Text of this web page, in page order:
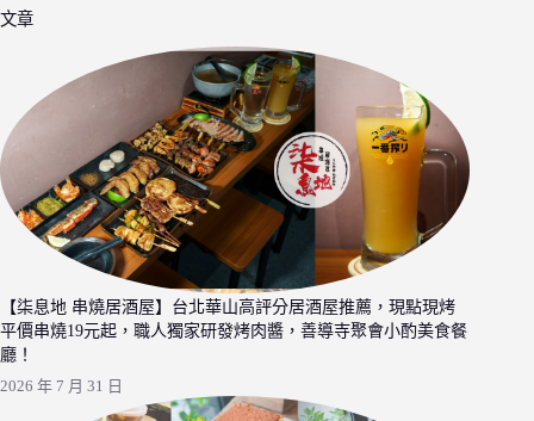
類
文章
【柒息地 串燒居酒屋】台北華山高評分居酒屋推薦，現點現烤
平價串燒19元起，職人獨家研發烤肉醬，善導寺聚會小酌美食餐
廳！
2026 年 7 月 31 日